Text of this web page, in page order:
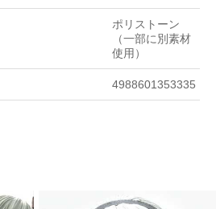
ポリストーン
（一部に別素材
使用）
4988601353335